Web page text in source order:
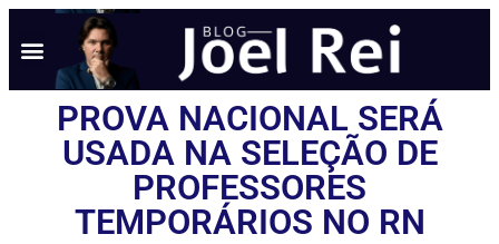
PROVA NACIONAL SERÁ
USADA NA SELEÇÃO DE
PROFESSORES
TEMPORÁRIOS NO RN